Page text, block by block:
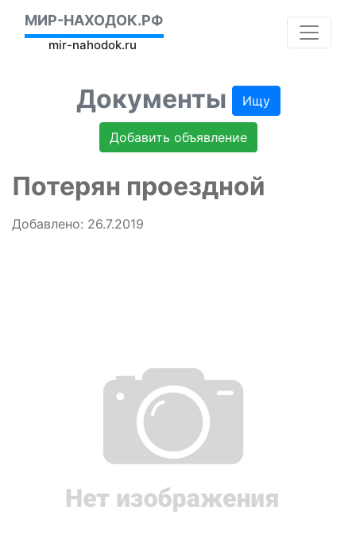
МИР-НАХОДОК.РФ
mir-nahodok.ru
Документы Ищу
Добавить объявление
Потерян проездной
Добавлено: 26.7.2019